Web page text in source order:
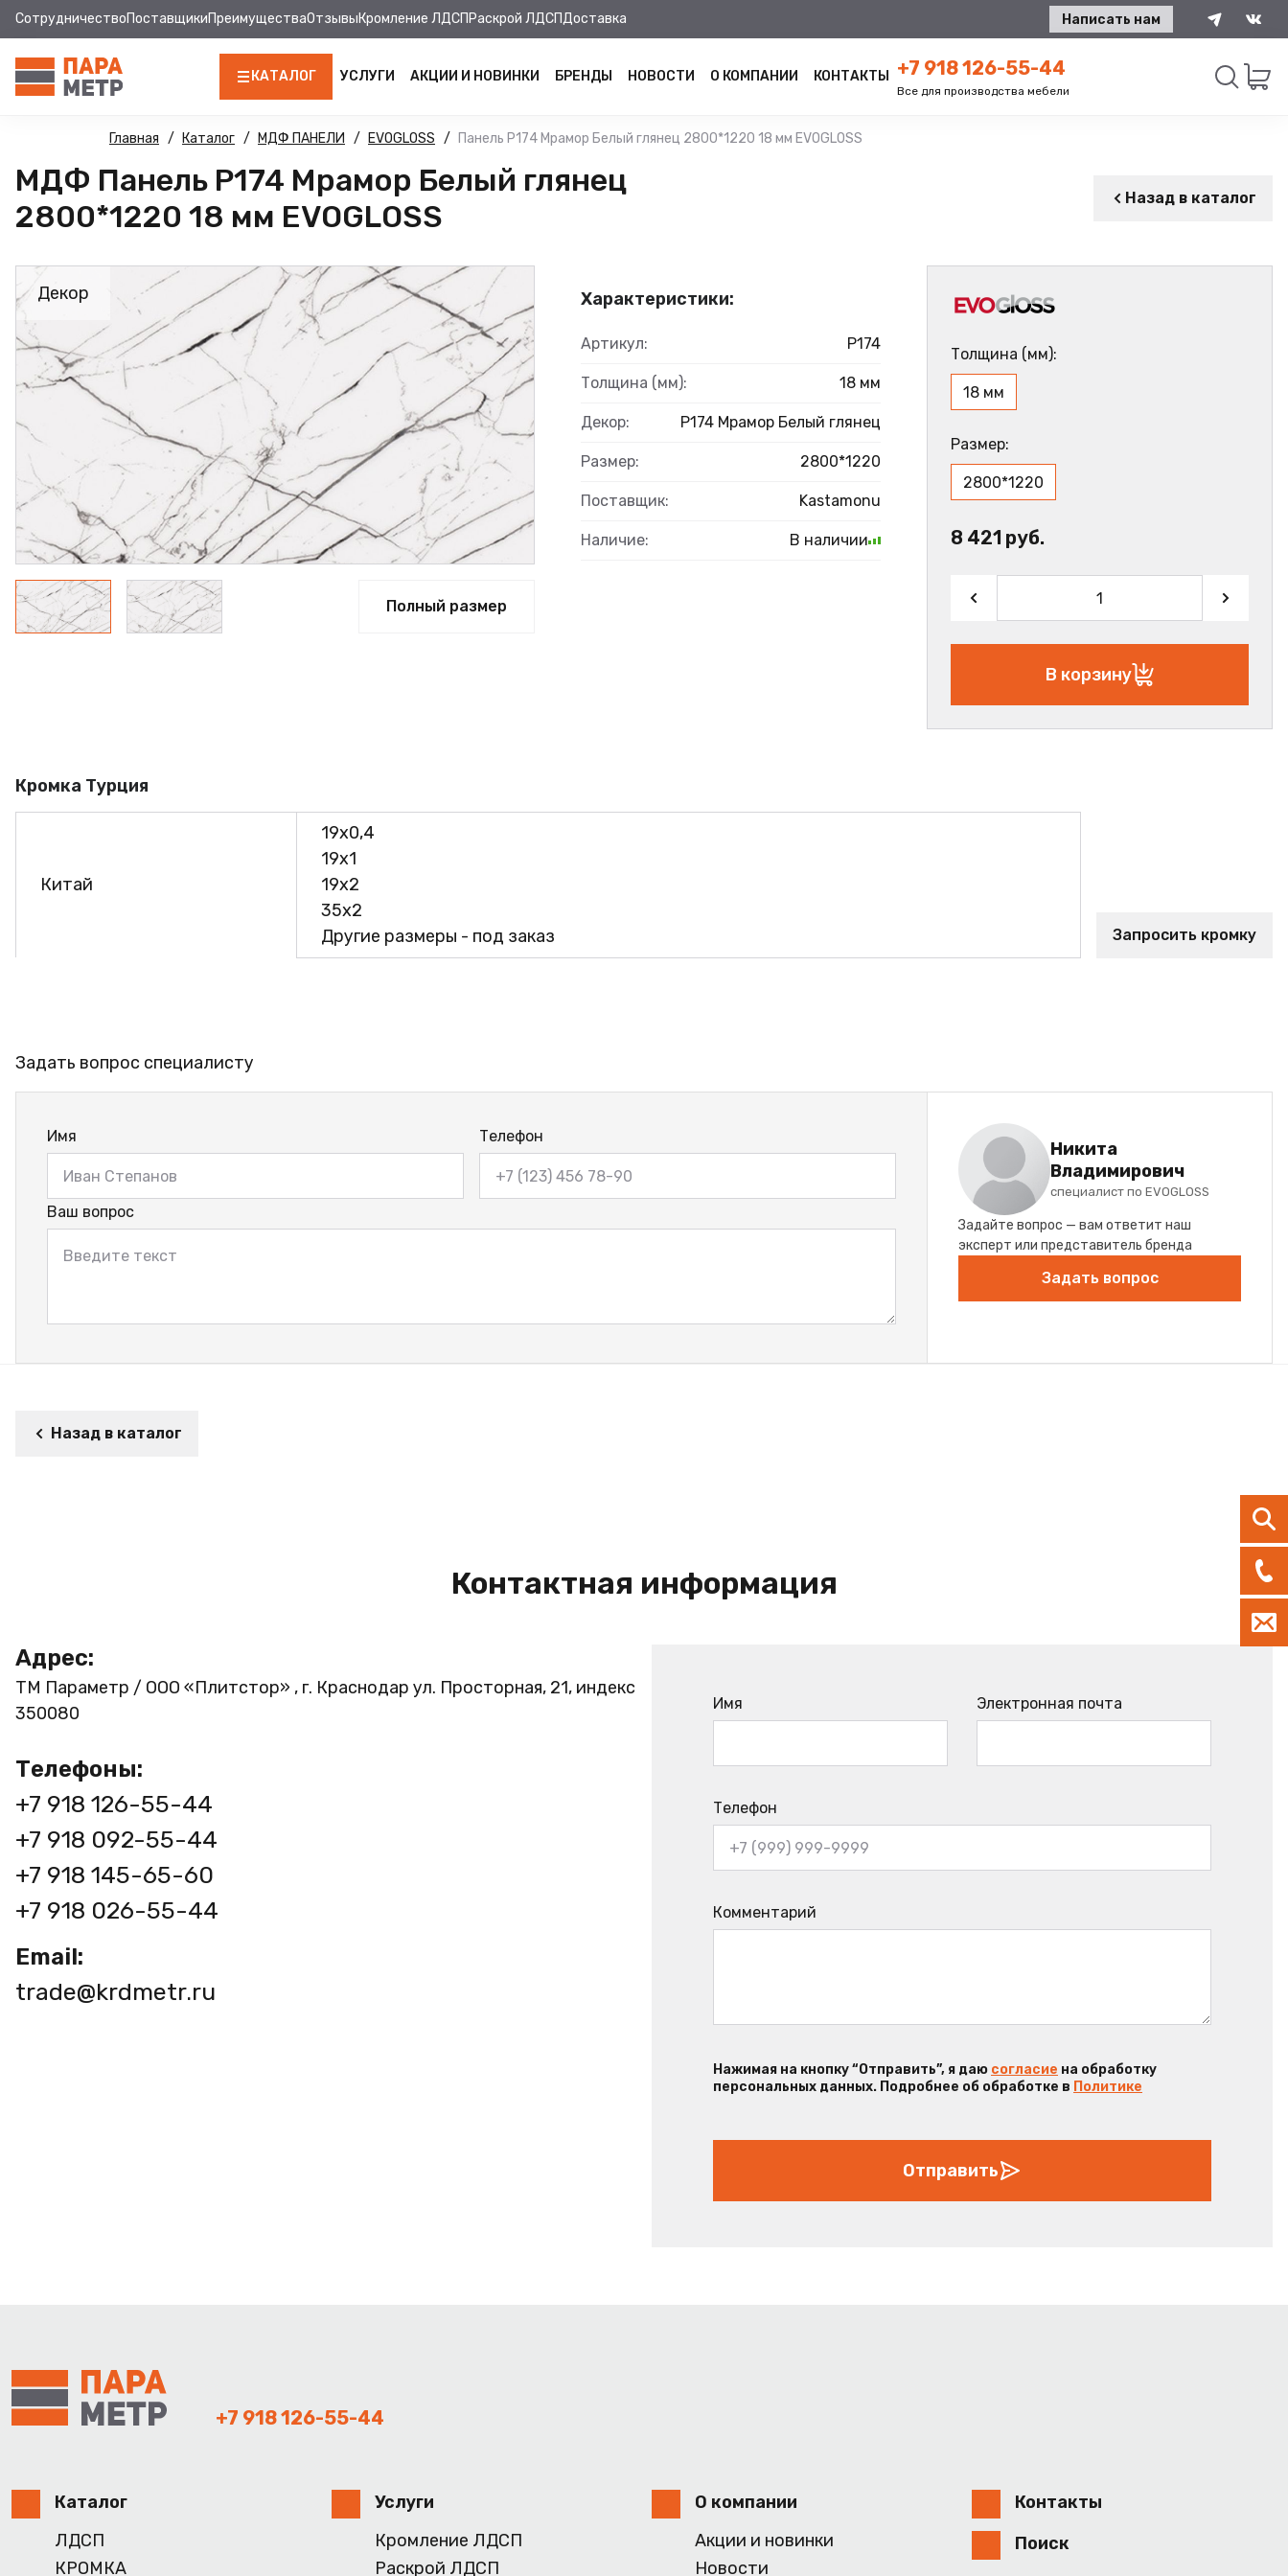
СотрудничествоПоставщикиПреимуществаОтзывыКромление ЛДСП Раскрой ЛДСПДоставка Написать нам
КАТАЛОГ
ЛДСП
КРОМКА
МДФ
МДФ ПАНЕЛИ
СТОЛЕШНИЦЫ
ХДФ
ФУРНИТУРА
ПРОФИЛЬ АЛЮМИНИЕВЫЙ
КЛЕЙ
ШДСП
РАСПРОДАЖА
УСЛУГИ АКЦИИ И НОВИНКИ БРЕНДЫ НОВОСТИ О КОМПАНИИ КОНТАКТЫ +7 918 126-55-44
Все для производства мебели
Главная Каталог МДФ ПАНЕЛИ EVOGLOSS Панель Р174 Мрамор Белый глянец 2800*1220 18 мм EVOGLOSS
МДФ Панель Р174 Мрамор Белый глянец
2800*1220 18 мм EVOGLOSS
Назад в каталог
Декор
Полный размер
Характеристики:
Артикул: Р174
Толщина (мм): 18 мм
Декор: Р174 Мрамор Белый глянец
Размер: 2800*1220
Поставщик: Kastamonu
Наличие: В наличии
Толщина (мм):
18 мм
Размер:
2800*1220
8 421 руб.
В корзину
Кромка Турция
Китай
19х0,4
19х1
19х2
35х2
Другие размеры - под заказ
Запросить кромку
Задать вопрос специалисту
Имя Телефон
Ваш вопрос
Никита
Владимирович
специалист по EVOGLOSS
Задайте вопрос — вам ответит наш
эксперт или представитель бренда
Задать вопрос
Назад в каталог
Контактная информация
Адрес:
ТМ Параметр / ООО «Плитстор» , г. Краснодар ул. Просторная, 21, индекс
350080
Телефоны:
+7 918 126-55-44
+7 918 092-55-44
+7 918 145-65-60
+7 918 026-55-44
Email:
trade@krdmetr.ru
Имя Электронная почта
Телефон
Комментарий
Нажимая на кнопку “Отправить”, я даю согласие на обработку
персональных данных. Подробнее об обработке в Политике
Отправить
+7 918 126-55-44
Каталог
ЛДСП
КРОМКА
Услуги
Кромление ЛДСП
Раскрой ЛДСП
О компании
Акции и новинки
Новости
Контакты
Поиск